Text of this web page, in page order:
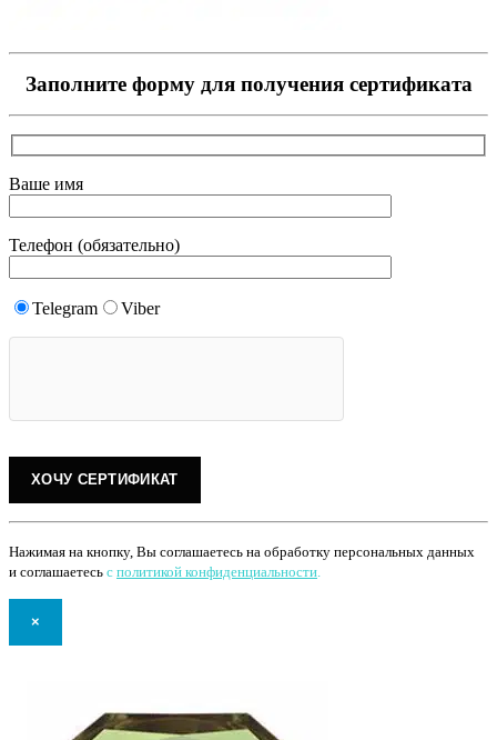
Заполните форму для получения сертификата
Ваше имя
Телефон (обязательно)
Telegram Viber
Нажимая на кнопку, Вы соглашаетесь на обработку персональных данных
и соглашаетесь с политикой конфиденциальности
×